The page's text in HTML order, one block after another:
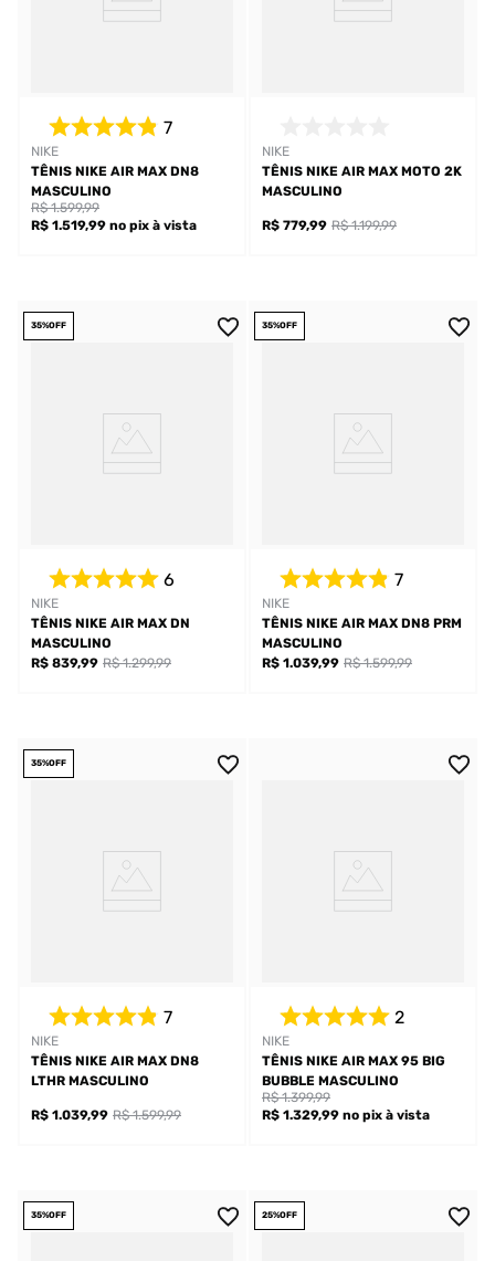
NIKE
7
TÊNIS NIKE AIR MAX DN8
MASCULINO
R$ 1.519,99 no pix à vista
R$ 1.599,99
NIKE
TÊNIS NIKE AIR MAX MOTO 2K
MASCULINO
R$ 779,99 R$ 1.199,99
35%OFF
NIKE
6
TÊNIS NIKE AIR MAX DN
MASCULINO
R$ 839,99 R$ 1.299,99
35%OFF
NIKE
7
TÊNIS NIKE AIR MAX DN8 PRM
MASCULINO
R$ 1.039,99 R$ 1.599,99
35%OFF
NIKE
7
TÊNIS NIKE AIR MAX DN8
LTHR MASCULINO
R$ 1.039,99 R$ 1.599,99
NIKE
2
TÊNIS NIKE AIR MAX 95 BIG
BUBBLE MASCULINO
R$ 1.329,99 no pix à vista
R$ 1.399,99
35%OFF 25%OFF